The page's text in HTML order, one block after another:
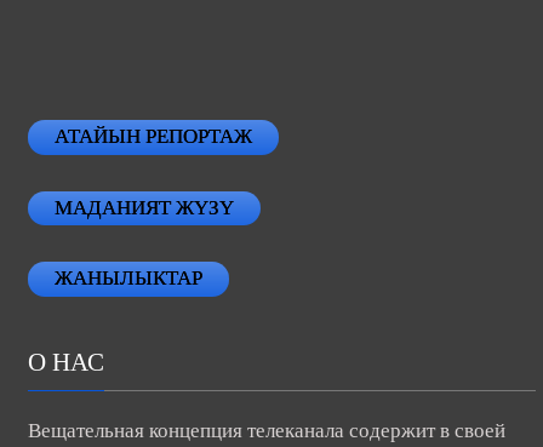
АТАЙЫН РЕПОРТАЖ
МАДАНИЯТ ЖҮЗҮ
ЖАНЫЛЫКТАР
О НАС
Вещательная концепция телеканала содержит в своей